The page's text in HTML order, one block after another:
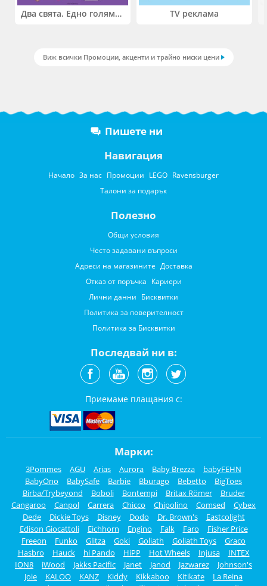
Два свята. Едно голямо приключение. Купи 2 продукта LEGO® Friends и/или LEGO® Minecraft и вземи -27% TV реклама
Виж всички Промоции, акценти и трайно ниски цени
Пишете ни
Навигация
Начало За нас Промоции LEGO Ravensburger
Талони за подарък
Полезно
Общи условия
Често задавани въпроси
Адреси на магазините Доставка
Отказ от поръчка Кариери
Лични данни Бисквитки
Политика за поверителност
Политика за Бисквитки
Последвай ни в:
Приемаме плащания с:
Марки:
3Pommes AGU Arias Aurora Baby Brezza
babyFEHN
BabyOno
BabySafe Barbie Bburago Bebetto
BigToes
Birba/Trybeyond
Boboli Bontempi Britax Römer
Bruder
Cangaroo
Canpol Carrera Chicco Chipolino Comsed
Cybex
Dede
Dickie Toys Disney Dodo Dr. Brown's
Eastcolight
Edison Giocattoli
Eichhorn Engino Falk Faro
Fisher Price
Freeon
Funko Glitza Goki Goliath Goliath Toys
Graco
Hasbro
Hauck hi Pando HiPP Hot Wheels Injusa
INTEX
ION8
iWood Jakks Pacific Janet Janod Jazwarez
Johnson's
Joie
KALOO KANZ Kiddy Kikkaboo Kitikate
La Reina